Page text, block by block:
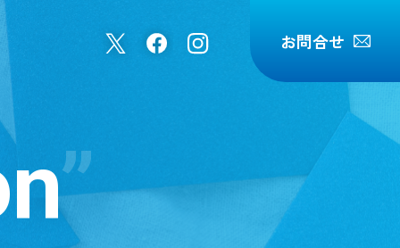
お問合せ